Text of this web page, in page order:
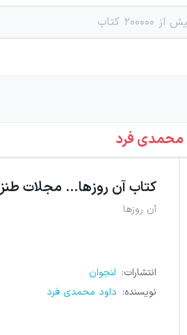
محمدی فرد
کتابآن روزها… مجلات طنز
آن روزها
انتشارات: لنجوان
نویسنده: داود محمدی فرد